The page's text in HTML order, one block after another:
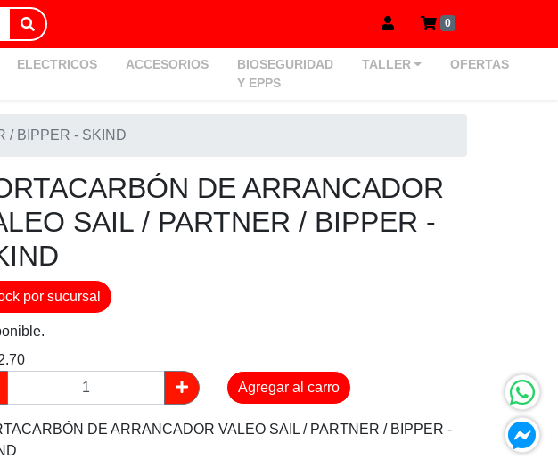
0
ELECTRICOS ACCESORIOS
BIOSEGURIDAD
Y EPPS
TALLER OFERTAS
/ BIPPER - SKIND
DE ARRANCADOR
SAIL / PARTNER / BIPPER -
por sucursal
Agregar al carro
DE ARRANCADOR VALEO SAIL / PARTNER / BIPPER -